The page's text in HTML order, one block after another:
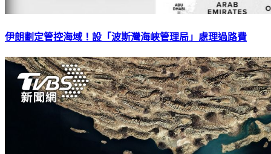
伊朗劃定管控海域！設「波斯灣海峽管理局」處理過路費